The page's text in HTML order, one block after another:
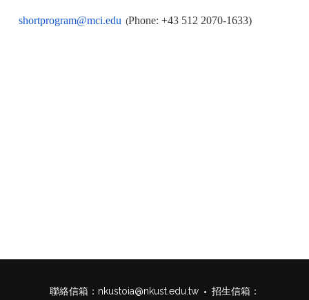
shortprogram@mci.edu (Phone: +43 512 2070-1633)
聯絡信箱： nkustoia@nkust.edu.tw
招生信箱：